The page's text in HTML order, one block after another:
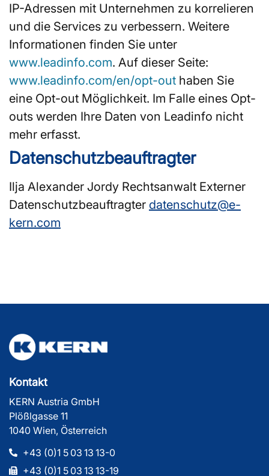
IP-Adressen mit Unternehmen zu korrelieren
und die Services zu verbessern. Weitere
Informationen finden Sie unter
www.leadinfo.com. Auf dieser Seite:
www.leadinfo.com/en/opt-out haben Sie
eine Opt-out Möglichkeit. Im Falle eines Opt-
outs werden Ihre Daten von Leadinfo nicht
mehr erfasst.
Datenschutzbeauftragter
Ilja Alexander Jordy Rechtsanwalt Externer
Datenschutzbeauftragter datenschutz@e-
kern.com
Kontakt
KERN Austria GmbH
Plößlgasse 11
1040 Wien, Österreich
+43 (0)1 5 03 13 13-0
+43 (0)1 5 03 13 13-19